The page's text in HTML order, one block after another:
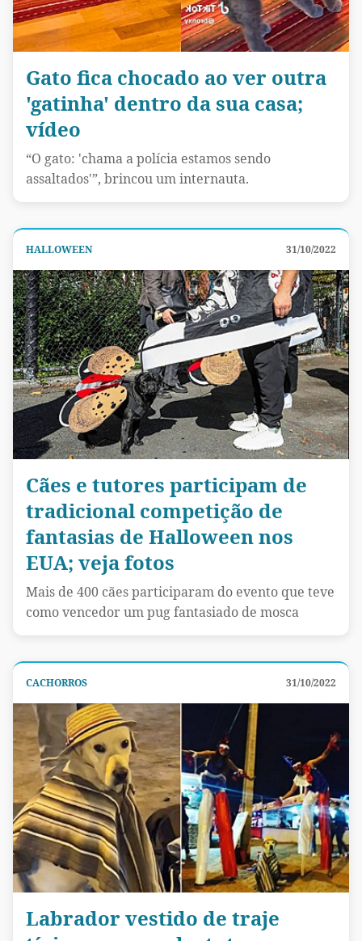
Gato fica chocado ao ver outra
'gatinha' dentro da sua casa;
vídeo
“O gato: 'chama a polícia estamos sendo
assaltados'”, brincou um internauta.
HALLOWEEN 31/10/2022
Cães e tutores participam de
tradicional competição de
fantasias de Halloween nos
EUA; veja fotos
Mais de 400 cães participaram do evento que teve
como vencedor um pug fantasiado de mosca
CACHORROS 31/10/2022
Labrador vestido de traje